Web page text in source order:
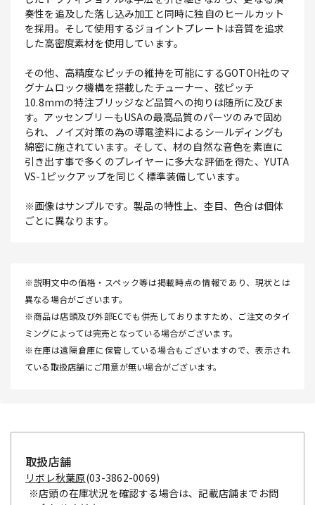
奏性を追及した落し込み加工と同時に独自のヒールカット
を採用。そして使用するジョイントプレートは音質を追求
した高密度素材を使用しています。
その他、高精度なピッチの維持を可能にするGOTOH社のマ
グナムロック機構を搭載したチューナー、弦ピッチ
10.8mmの特注ブリッジなど品質への拘りは随所に及びま
す。アッセンブリーもUSAの最高品質のパーツのみで固め
られ、ノイズ対策の為の導電塗料によるシールディングも
綿密に施されています。そして、材の自然な音色を素直に
引き出す事で多くのプレイヤーに多大な評価を得た、YUTA
VS-1ピックアップを同じく標準装備しています。
※画像はサンプルです。製品の特性上、杢目、色合は個体
ごとに異なります。
※説明文中の価格・スペック等は掲載時点の情報であり、現状とは
異なる場合がございます。
※商品は店頭及び外部ECでも併売しておりますため、ご注文のタイ
ミングによっては完売となっている場合がございます。
※在庫は遠隔倉庫に保管している場合もございますので、表示され
ている取扱店舗にご用意が無い場合がございます。
取扱店舗
リボレ秋葉原(03-3862-0069)
※店頭の在庫状況を確認する場合は、記載店舗までお問